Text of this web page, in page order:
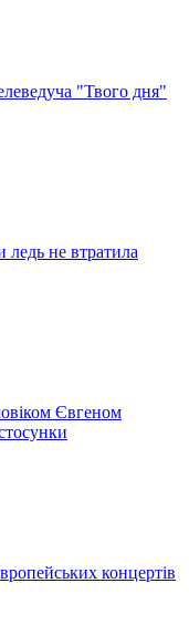
"Твого дня"
ледь не втратила
Євгеном
концертів